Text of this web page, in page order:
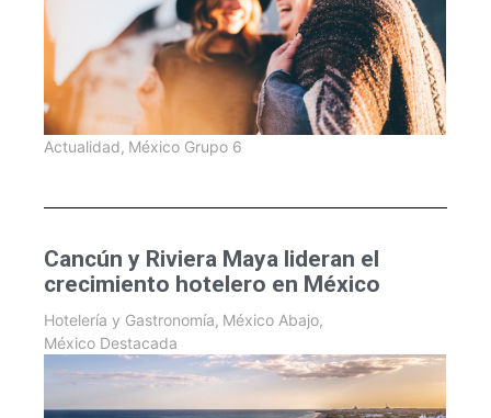
Actualidad, México Grupo 6
Cancún y Riviera Maya lideran el
crecimiento hotelero en México
Hotelería y Gastronomía, México Abajo,
México Destacada